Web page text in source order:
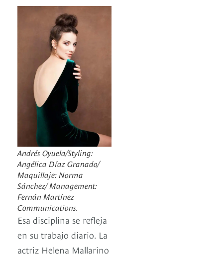
Andrés Oyuela/Styling:
Angélica Díaz Granado/
Maquillaje: Norma
Sánchez/ Management:
Fernán Martínez
Communications.
Esa disciplina se refleja
en su trabajo diario. La
actriz Helena Mallarino